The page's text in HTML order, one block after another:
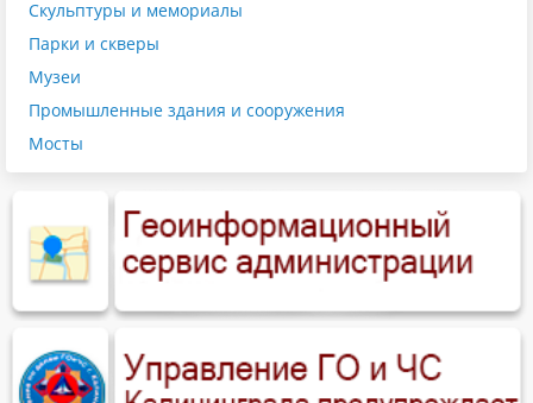
Скульптуры и мемориалы
Парки и скверы
Музеи
Промышленные здания и сооружения
Мосты